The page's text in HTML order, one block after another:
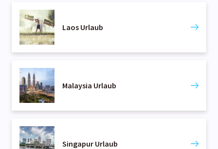
Laos Urlaub
Malaysia Urlaub
Singapur Urlaub